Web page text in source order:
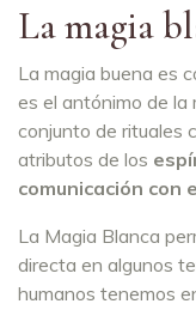
La magia
La magia buena es
es el antónimo de la
conjunto de rituales
atributos de los
comunicación con
La Magia Blanca
directa en algunos
humanos tenemos